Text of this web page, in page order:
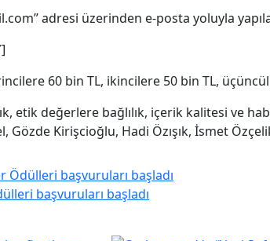
adresi üzerinden e-posta yoluyla
60 bin TL, ikincilere 50 bin TL,
etik değerlere bağlılık, içerik kalitesi ve
Gözde Kirişcioğlu, Hadi Özışık, İsmet
Ödülleri başvuruları başladı
başvuruları başladı